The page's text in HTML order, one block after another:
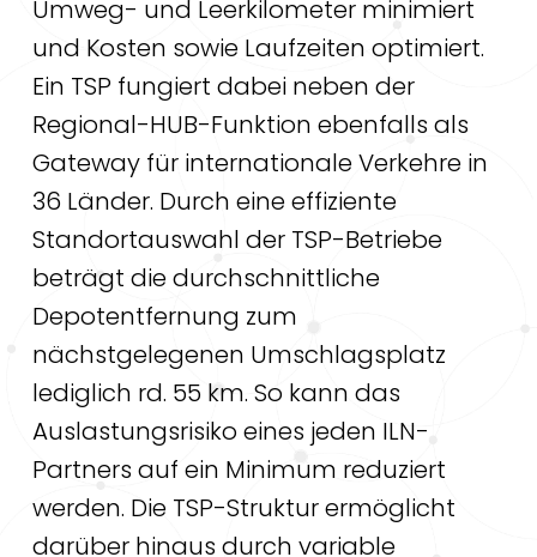
Umweg- und Leerkilometer minimiert
und Kosten sowie Laufzeiten optimiert.
Ein TSP fungiert dabei neben der
Regional-HUB-Funktion ebenfalls als
Gateway für internationale Verkehre in
36 Länder. Durch eine effiziente
Standortauswahl der TSP-Betriebe
beträgt die durchschnittliche
Depotentfernung zum
nächstgelegenen Umschlagsplatz
lediglich rd. 55 km. So kann das
Auslastungsrisiko eines jeden ILN-
Partners auf ein Minimum reduziert
werden. Die TSP-Struktur ermöglicht
darüber hinaus durch variable